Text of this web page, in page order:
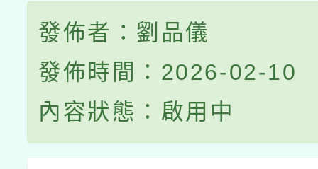
發佈者：劉品儀
發佈時間：2026-02-10
內容狀態：啟用中